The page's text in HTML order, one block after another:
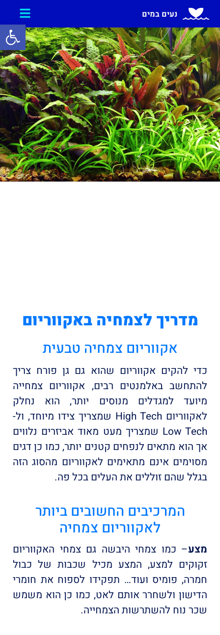
נעים במים
מדריך לצמחיה באקווריום
אקווריום צמחיה טבעית​
כדי להקים אקווריום שהוא גם גן פורח צריך
להתחשב באלמנטים רבים, אקווריום צמחייה
מיועד למגדלים מנוסים יותר, הוא נחלק
לאקווריום High Tech שמצריך צידו מיוחד, ול-
Low Tech שמצריך מעט מאוד אביזרים נלווים
אך הוא מתאים לנפחים קטנים יותר, כמו כן דגים
מסוימים אינם מתאימים לאקווריום מהסוג הזה
בגלל שהם זוללים את העלים בכל פה.
המרכיבים החשובים ביותר
לאקווריום צמחיה
מצע– כמו צמחי היבשה גם צמחי האקווריום
זקוקים למצע, המצע מכיל שכבות של כבול
חמרה, פומיס ועוד… תפקידו לספוח את חומרי
הדישון ולשחרר אותם לאט, כמו כן הוא משמש
שכר נוח להשתרשות הצמחייה.